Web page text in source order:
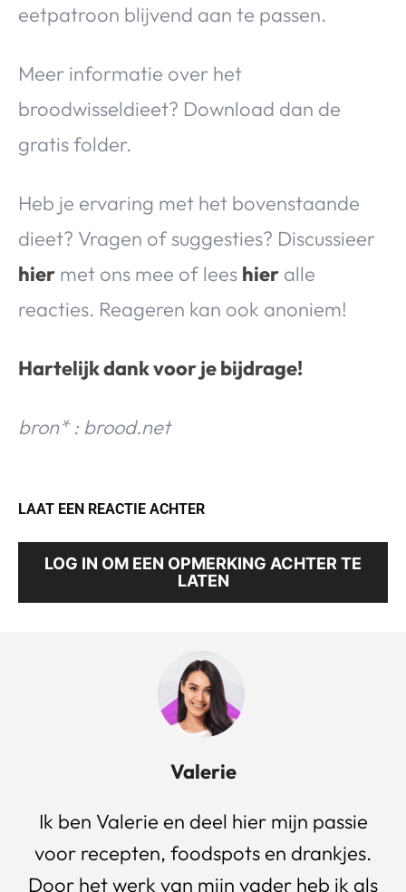
eetpatroon blijvend aan te passen.
Meer informatie over het
broodwisseldieet? Download dan de
gratis folder.
Heb je ervaring met het bovenstaande
dieet? Vragen of suggesties? Discussieer
hier met ons mee of lees hier alle
reacties. Reageren kan ook anoniem!
Hartelijk dank voor je bijdrage!
bron* : brood.net
LAAT EEN REACTIE ACHTER
LOG IN OM EEN OPMERKING ACHTER TE
LATEN
Valerie
Ik ben Valerie en deel hier mijn passie
voor recepten, foodspots en drankjes.
Door het werk van mijn vader heb ik als